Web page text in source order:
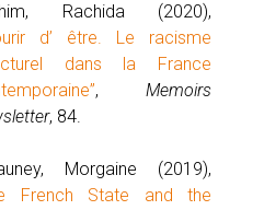
Rachida (2020),
d’ être. Le racisme
dans la France
, Memoirs
, 84.
Morgaine (2019),
French State and the